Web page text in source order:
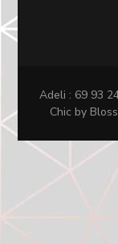
Adeli : 69 93
Chic by